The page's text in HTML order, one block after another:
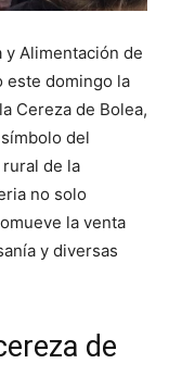
y Alimentación de
este domingo la
Cereza de Bolea,
del
de la
no solo
la venta
y diversas
de